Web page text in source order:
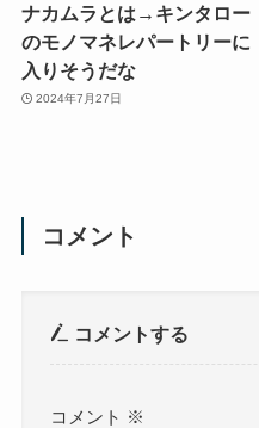
ナカムラとは→キンタロー
のモノマネレパートリーに
入りそうだな
2024年7月27日
コメント
コメントする
コメント ※